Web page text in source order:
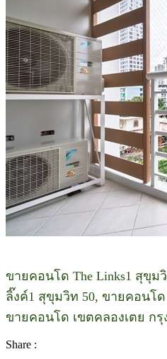
ขายคอนโด The Links1 สุขุม
ลิ๊งค์1 สุขุมวิท 50, ขายคอนโด
ขายคอนโด เขตคลองเตย กรุ
Share :